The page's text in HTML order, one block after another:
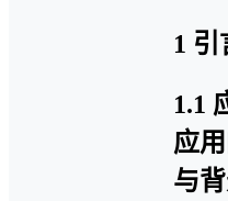
1 引
1.1
应
与